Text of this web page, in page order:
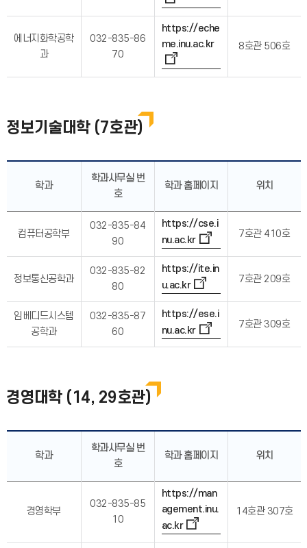
에너지화학공학
과
032-835-86
70
https://eche
me.inu.ac.kr
8호관 506호
정보기술대학 (7호관)
학과
학과사무실 번
호
학과 홈페이지 위치
컴퓨터공학부
032-835-84
90
https://cse.i
nu.ac.kr
7호관 410호
정보통신공학과
032-835-82
80
https://ite.in
u.ac.kr
7호관 209호
임베디드시스템
공학과
032-835-87
60
https://ese.i
nu.ac.kr
7호관 309호
경영대학 (14, 29호관)
학과
학과사무실 번
호
학과 홈페이지 위치
경영학부
032-835-85
10
https://man
agement.inu.
ac.kr
14호관 307호